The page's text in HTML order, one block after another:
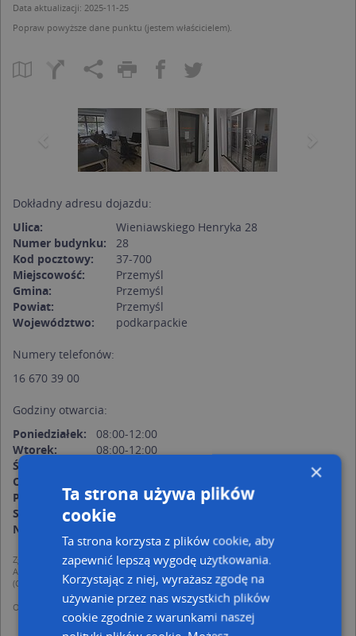
Data aktualizacji: 2025-11-25
Popraw powyższe dane punktu (jestem właścicielem).
Previous
Dokładny adresu dojazdu:
Ulica:
Wieniawskiego Henryka 28
Numer budynku:
28
Kod pocztowy:
37-700
Miejscowość:
Przemyśl
Gmina:
Przemyśl
Powiat:
Przemyśl
Województwo:
podkarpackie
Numery telefonów:
16 670 39 00
Godziny otwarcia:
Poniedziałek:
08:00-12:00
Wtorek:
08:00-12:00
Środa:
Czwartek:
Piątek:
12:00-16:00
Sobota:
nieczynne
Niedziela:
Zgodnie z Rozporządzeniem PE i Rady (UE) o Ochronie Danych Osobowych
Administratorem (RODO), administratorem danych jest AutoMapa sp. z o.o.
(Operator) z siedzibą w Warszawie przy ulicy Domaniewskiej 37.
Operator przetwarza dane osobowe w celu:
dodania ich do bazy Targeo oraz publikacji w wyszukiwarce firm i na
mapach (art. 6 ust. 1 lit. f RODO)
×
Ta strona używa plików
cookie
Ta strona korzysta z plików cookie, aby
zapewnić lepszą wygodę użytkowania.
Korzystając z niej, wyrażasz zgodę na
używanie przez nas wszystkich plików
cookie zgodnie z warunkami naszej